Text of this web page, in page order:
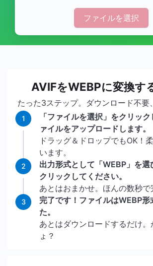
ファイルを選択
AVIFをWEBPに変換す
たった3ステップ。ダウンロード不要
1
「ファイルを選択」をクリッ
ァイルをアップロードします。
ドラッグ＆ドロップでもOK！
います。
2
出力形式として「WEBP」を選
クリックしてください。
あとはおまかせ。ほんの数秒で
3
完了です！ファイルはWEBP形
た。
あとはダウンロードするだけ。
ょ？